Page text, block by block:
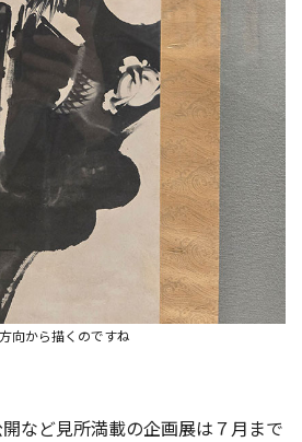
から描くのですね
など見所満載の企画展は７月まで